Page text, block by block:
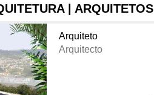
| ARQUITETOS
Arquiteto
Arquitecto